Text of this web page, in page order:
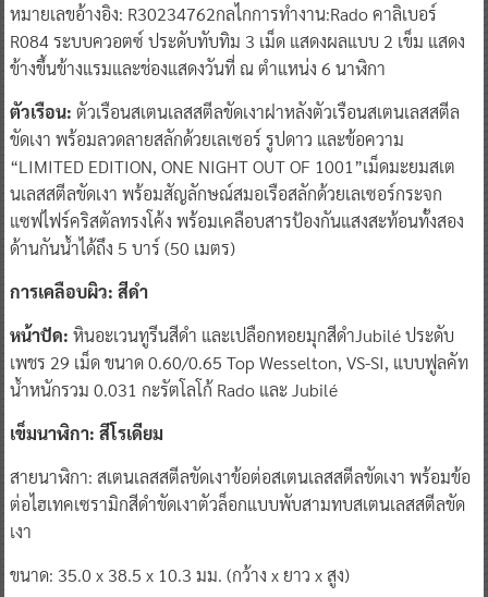
หมายเลขอ้างอิง: R30234762กลไกการทำงาน:Rado คาลิเบอร์
R084 ระบบควอตซ์ ประดับทับทิม 3 เม็ด แสดงผลแบบ 2 เข็ม แสดง
ข้างขึ้นข้างแรมและช่องแสดงวันที่ ณ ตำแหน่ง 6 นาฬิกา
ตัวเรือน: ตัวเรือนสเตนเลสสตีลขัดเงาฝาหลังตัวเรือนสเตนเลสสตีล
ขัดเงา พร้อมลวดลายสลักด้วยเลเซอร์ รูปดาว และข้อความ
“LIMITED EDITION, ONE NIGHT OUT OF 1001”เม็ดมะยมสเต
นเลสสตีลขัดเงา พร้อมสัญลักษณ์สมอเรือสลักด้วยเลเซอร์กระจก
แซฟไฟร์คริสตัลทรงโค้ง พร้อมเคลือบสารป้องกันแสงสะท้อนทั้งสอง
ด้านกันน้ำได้ถึง 5 บาร์ (50 เมตร)
การเคลือบผิว: สีดำ
หน้าปัด: หินอะเวนทูรีนสีดำ และเปลือกหอยมุกสีดำJubilé ประดับ
เพชร 29 เม็ด ขนาด 0.60/0.65 Top Wesselton, VS-SI, แบบฟูลคัท
น้ำหนักรวม 0.031 กะรัตโลโก้ Rado และ Jubilé
เข็มนาฬิกา: สีโรเดียม
สายนาฬิกา: สเตนเลสสตีลขัดเงาข้อต่อสเตนเลสสตีลขัดเงา พร้อมข้อ
ต่อไฮเทคเซรามิกสีดำขัดเงาตัวล็อกแบบพับสามทบสเตนเลสสตีลขัด
เงา
ขนาด: 35.0 x 38.5 x 10.3 มม. (กว้าง x ยาว x สูง)